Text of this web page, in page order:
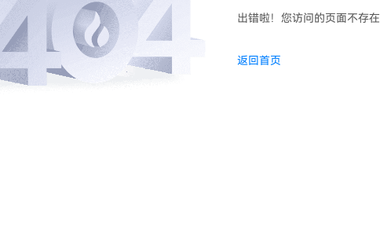
出错啦！您访问的页面不存在
返回首页